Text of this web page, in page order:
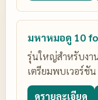
มหาหมอดู 10
รุ่นใหญ่สำหรับงา
เตรียมพบเวอร์ชัน
ดูรายละเอียด